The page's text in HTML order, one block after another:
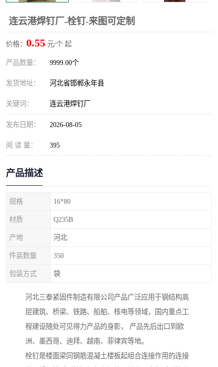
连云港焊钉厂-栓钉-来图可定制
价格： 0.55 元/个 起
产品数量： 9999.00个
发货地址： 河北省邯郸永年县
关键词： 连云港焊钉厂
发布日期： 2026-08-05
阅 读 量： 395
产品描述
规格 16*80
材质 Q235B
产地 河北
件装数量 350
包装方式 袋
河北三泰紧固件制造有限公司产品广泛应用于钢结构高
层建筑、桥梁、铁路、船舶、核电等领域，国内重点工
程建设随处可见得力产品的身影， 产品先后出口到欧
洲、墨西哥、迪拜、越南、菲律宾等地。
栓钉是楼面梁同钢筋混凝土楼板起组合连接作用的连接